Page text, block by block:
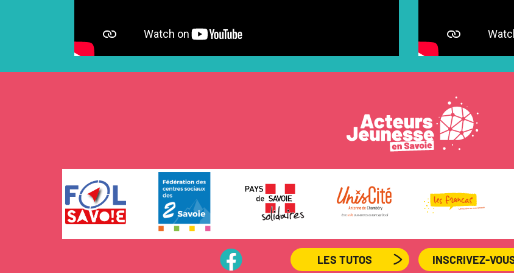
PageFB LES TUTOS INSCRIVEZ-